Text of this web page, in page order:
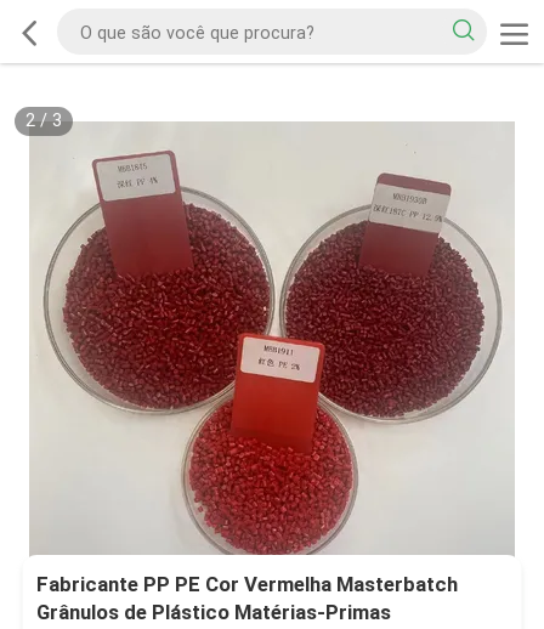
2/3
Fabricante PP PE Cor Vermelha Masterbatch
Grânulos de Plástico Matérias-Primas